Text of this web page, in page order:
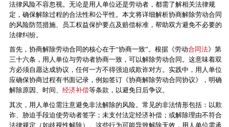
法律风险不容忽视。无论是用人单位还是劳动者，都需了解相关法律规
定，确保解除过程的合法性和公平性。本文将详细解析协商解除劳动合同
的风险防范措施、员工权益保护要点及赔偿标准，帮助双方避免不必要的
法律纠纷。
首先，协商解除劳动合同的核心在于“协商一致”。根据《劳动合同法》第
三十六条，用人单位与劳动者协商一致，可以解除劳动合同。这意味着双
方必须自愿达成协议，任何一方不得强迫或欺诈对方。实践中，用人单位
应确保协商过程有书面记录，例如签订《协商解除劳动合同协议》，明确
解除原因、时间、 经济补偿等条款，以避免日后争议。
其次，用人单位需注意避免非法解除的风险。常见的非法情形包括：以欺
诈、胁迫手段迫使劳动者签字；未支付法定经济补偿；或解除理由不符合
法律规定（如歧视性解除）。这些行为可能导致解除无效，用人单位需承